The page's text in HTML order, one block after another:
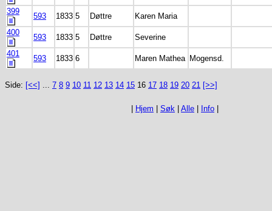
399
593 1833 5 Døttre
Karen Maria
400
593 1833 5 Døttre
Severine
401
593 1833 6 Maren Mathea Mogensd.
Side: [<<] ... 7 8 9 10 11 12 13 14 15 16 17 18 19 20 21 [>>]
Hjem Søk Alle Info